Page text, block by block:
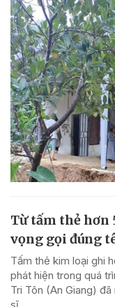
Từ tấm thẻ hơn
vọng gọi đúng
Tấm thẻ kim loại ghi
phát hiện trong quá
Tri Tôn (An Giang)